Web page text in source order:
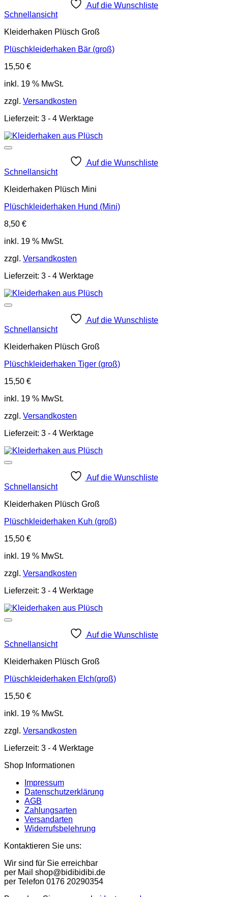
Auf die Wunschliste
Schnellansicht
Kleiderhaken Plüsch Groß
Plüschkleiderhaken Bär (groß)
15,50 €
inkl. 19 % MwSt.
zzgl. Versandkosten
Lieferzeit: 3 - 4 Werktage
Auf die Wunschliste
Schnellansicht
Kleiderhaken Plüsch Mini
Plüschkleiderhaken Hund (Mini)
8,50 €
inkl. 19 % MwSt.
zzgl. Versandkosten
Lieferzeit: 3 - 4 Werktage
Auf die Wunschliste
Schnellansicht
Kleiderhaken Plüsch Groß
Plüschkleiderhaken Tiger (groß)
15,50 €
inkl. 19 % MwSt.
zzgl. Versandkosten
Lieferzeit: 3 - 4 Werktage
Auf die Wunschliste
Schnellansicht
Kleiderhaken Plüsch Groß
Plüschkleiderhaken Kuh (groß)
15,50 €
inkl. 19 % MwSt.
zzgl. Versandkosten
Lieferzeit: 3 - 4 Werktage
Auf die Wunschliste
Schnellansicht
Kleiderhaken Plüsch Groß
Plüschkleiderhaken Elch(groß)
15,50 €
inkl. 19 % MwSt.
zzgl. Versandkosten
Lieferzeit: 3 - 4 Werktage
Shop Informationen
Impressum
Datenschutzerklärung
AGB
Zahlungsarten
Versandarten
Widerrufsbelehrung
Kontaktieren Sie uns:
Wir sind für Sie erreichbar
per Mail shop@bidibidibi.de
per Telefon 0176 20290354